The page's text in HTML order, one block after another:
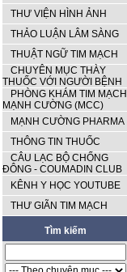
THƯ VIỆN HÌNH ẢNH
THẢO LUẬN LÂM SÀNG
THUẬT NGỮ TIM MẠCH
CHUYÊN MỤC THÀY
THUỐC VỚI NGƯỜI BỆNH
PHÒNG KHÁM TIM MẠCH
MẠNH CƯỜNG (MCC)
MẠNH CƯỜNG PHARMA
THÔNG TIN THUỐC
CÂU LẠC BỘ CHỐNG
ĐÔNG - COUMADIN CLUB
KÊNH Y HỌC YOUTUBE
THƯ GIÃN TIM MẠCH
Tìm kiếm